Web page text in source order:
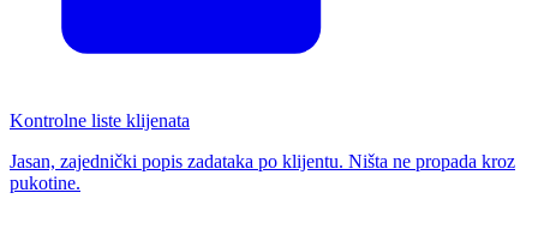
Kontrolne liste klijenata
Jasan, zajednički popis zadataka po klijentu. Ništa ne propada kroz
pukotine.